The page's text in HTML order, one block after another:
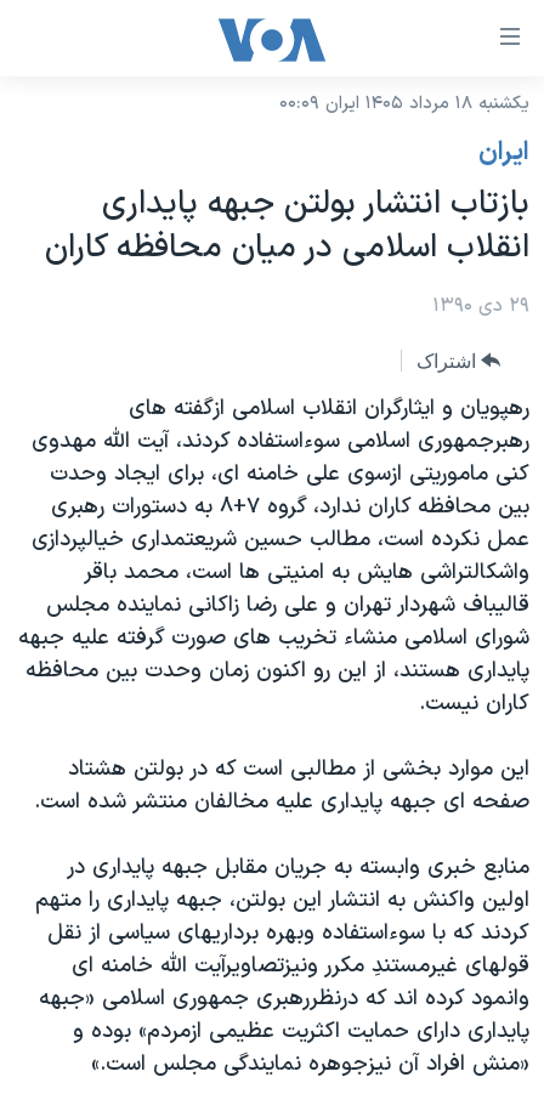
لینکهای
دسترسی
جهش
محتوای
اصلی
به
اصلی
جهش
به
جستجو
نسخه سبک وب‌سایت
موضوع ها
ایران
آمریکا
جهان
گزیده‌ها
ویژه برنامه‌ها
فرهنگ و زندگی
حقوق شهروندی
اقتصادی
علم و فناوری
گالری عکس
برنامه های تلویزیونی
جدول برنامه ها
صفحه‌های ویژه
عملیات خشم حماسی
۲۵۰سالگی آمریکا
بایگانی برنامه‌های تلویزیونی
مستندها
انتخابات ریاست جمهوری آمریکا ۲۰۲۴
حمله جمهوری اسلامی به اسرائیل
رمز مهسا
اعتراضات زن، زندگی، آزادی
تریبونال مردمی آبان ۹۸
دادگاه حمید نوری
چهل سال گروگان‌گیری
قانون شفافیت دارائی کادر رهبری ایران
اعتراضات مردمی آبان ۹۸
فرکانس‌های صدای آمریکا
پخش رادیویی
یادگیری زبان انگلیسی
دنبال کنید
یکشنبه ۱۸ مرداد ۱۴۰۵ ایران ۰۰:۰۹
ايران
بازتاب انتشار بولتن جبهه پایداری
انقلاب اسلامی در ميان محافظه کاران
۲۹ دی ۱۳۹۰
اشتراک
رهپویان و ایثارگران انقلاب اسلامی ازگفته های
رهبرجمهوری اسلامی سوءاستفاده کردند، آیت الله مهدوی
کنی ماموریتی ازسوی علی خامنه ای، برای ایجاد وحدت
بین محافظه کاران ندارد، گروه ۷+۸ به دستورات رهبری
عمل نکرده است، مطالب حسین شریعتمداری خیالپردازی
واشکالتراشی هایش به امنیتی ها است، محمد باقر
قالیباف شهردار تهران و علی رضا زاکانی نماینده مجلس
شورای اسلامی منشاء تخریب های صورت گرفته علیه جبهه
پایداری هستند، از این رو اکنون زمان وحدت بین محافظه
کاران نیست.
این موارد بخشی از مطالبی است که در بولتن هشتاد
صفحه ای جبهه پایداری علیه مخالفان منتشر شده است.
منابع خبری وابسته به جریان مقابل جبهه پایداری در
اولین واکنش به انتشار این بولتن، جبهه پایداری را متهم
کردند که با سوءاستفاده وبهره برداریهای سیاسی از نقل
قولهای غیرمستندِ مکرر ونیزتصاویرآیت الله خامنه ای
وانمود کرده اند که درنظررهبری جمهوری اسلامی «جبهه
پایداری دارای حمایت اکثریت عظیمی ازمردم» بوده و
«منش افراد آن نیزجوهره نمایندگی مجلس است.»